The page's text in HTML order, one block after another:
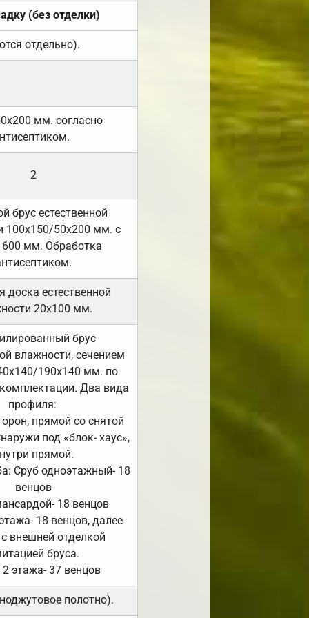
(без отделки)
отдельно).
мм. согласно
2
брус естественной
100х150/50х200 мм. с
мм. Обработка
доска естественной
20х100 мм.
брус
влажности, сечением
190х140 мм. по
Два вида
профиля:
прямой со снятой
под «блок- хаус»,
прямой.
Сруб одноэтажный- 18
венцов
18 венцов
18 венцов, далее
внешней отделкой
бруса.
2 этажа- 37 венцов
полотно).